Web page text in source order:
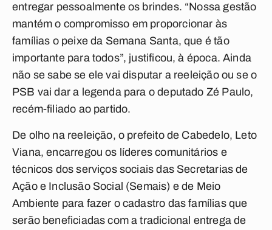
entregar pessoalmente os brindes. “Nossa gestão
mantém o compromisso em proporcionar às
famílias o peixe da Semana Santa, que é tão
importante para todos”, justificou, à época. Ainda
não se sabe se ele vai disputar a reeleição ou se o
PSB vai dar a legenda para o deputado Zé Paulo,
recém-filiado ao partido.
De olho na reeleição, o prefeito de Cabedelo, Leto
Viana, encarregou os líderes comunitários e
técnicos dos serviços sociais das Secretarias de
Ação e Inclusão Social (Semais) e de Meio
Ambiente para fazer o cadastro das famílias que
serão beneficiadas com a tradicional entrega de